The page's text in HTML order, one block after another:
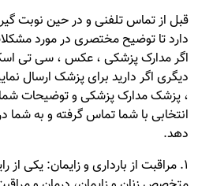
قبل از تماس تلفنی و در حین نوبت
دارد تا توضیح مختصری در مورد
اگر مدارک پزشکی ، عکس ، سی تی
دیگری اگر دارید برای پزشک ارسال
، پزشک مدارک پزشکی و توضیحات شما
انتخابی با شما تماس گرفته و به
دهد.
1. مراقبت از بارداری و زایمان: یکی از